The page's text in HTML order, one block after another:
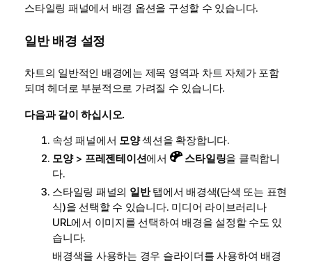
스타일링 패널에서 배경 옵션을 구성할 수 있습니다.
일반 배경 설정
차트의 일반적인 배경에는 제목 영역과 차트 자체가 포함
되며 헤더로 부분적으로 가려질 수 있습니다.
다음과 같이 하십시오.
속성 패널에서 모양섹션을 확장합니다.
모양> 프레젠테이션에서 스타일링을 클릭합니
다.
스타일링 패널의 일반탭에서 배경색(단색 또는 표현
식)을 선택할 수 있습니다. 미디어 라이브러리나
URL에서 이미지를 선택하여 배경을 설정할 수도 있
습니다.
배경색을 사용하는 경우 슬라이더를 사용하여 배경